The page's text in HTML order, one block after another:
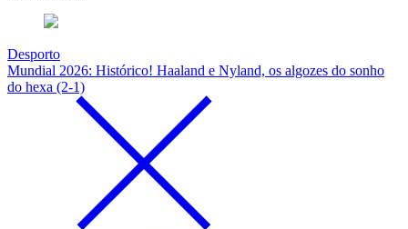
Desporto
Mundial 2026: Histórico! Haaland e Nyland, os algozes do sonho
do hexa (2-1)